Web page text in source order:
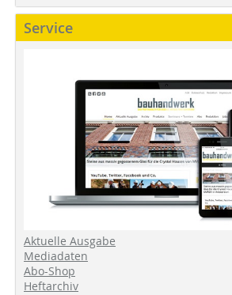
Service
Aktuelle Ausgabe
Mediadaten
Abo-Shop
Heftarchiv